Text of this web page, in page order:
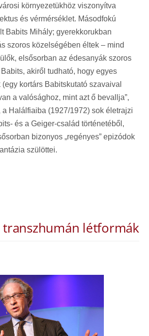
környezetükhöz viszonyítva
és vérmérséklet. Másodfokú
Babits Mihály; gyerekkorukban
szoros közelségében éltek – mind
elsősorban az édesanyák szoros
akiről tudható, hogy egyes
kortárs Babitskutató szavaival
a valósághoz, mint azt ő bevallja”,
a Halálfiaiba (1927/1972) sok életrajzi
és a Geiger-család történetéből,
bizonyos „regényes” epizódok
szülöttei.
transzhumán létformák